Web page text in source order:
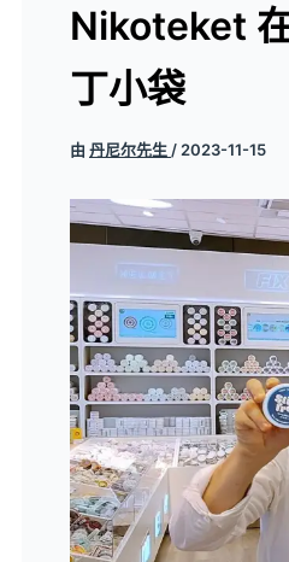
Nikoteket
丁小袋
由 丹尼尔先生 / 2023-11-15